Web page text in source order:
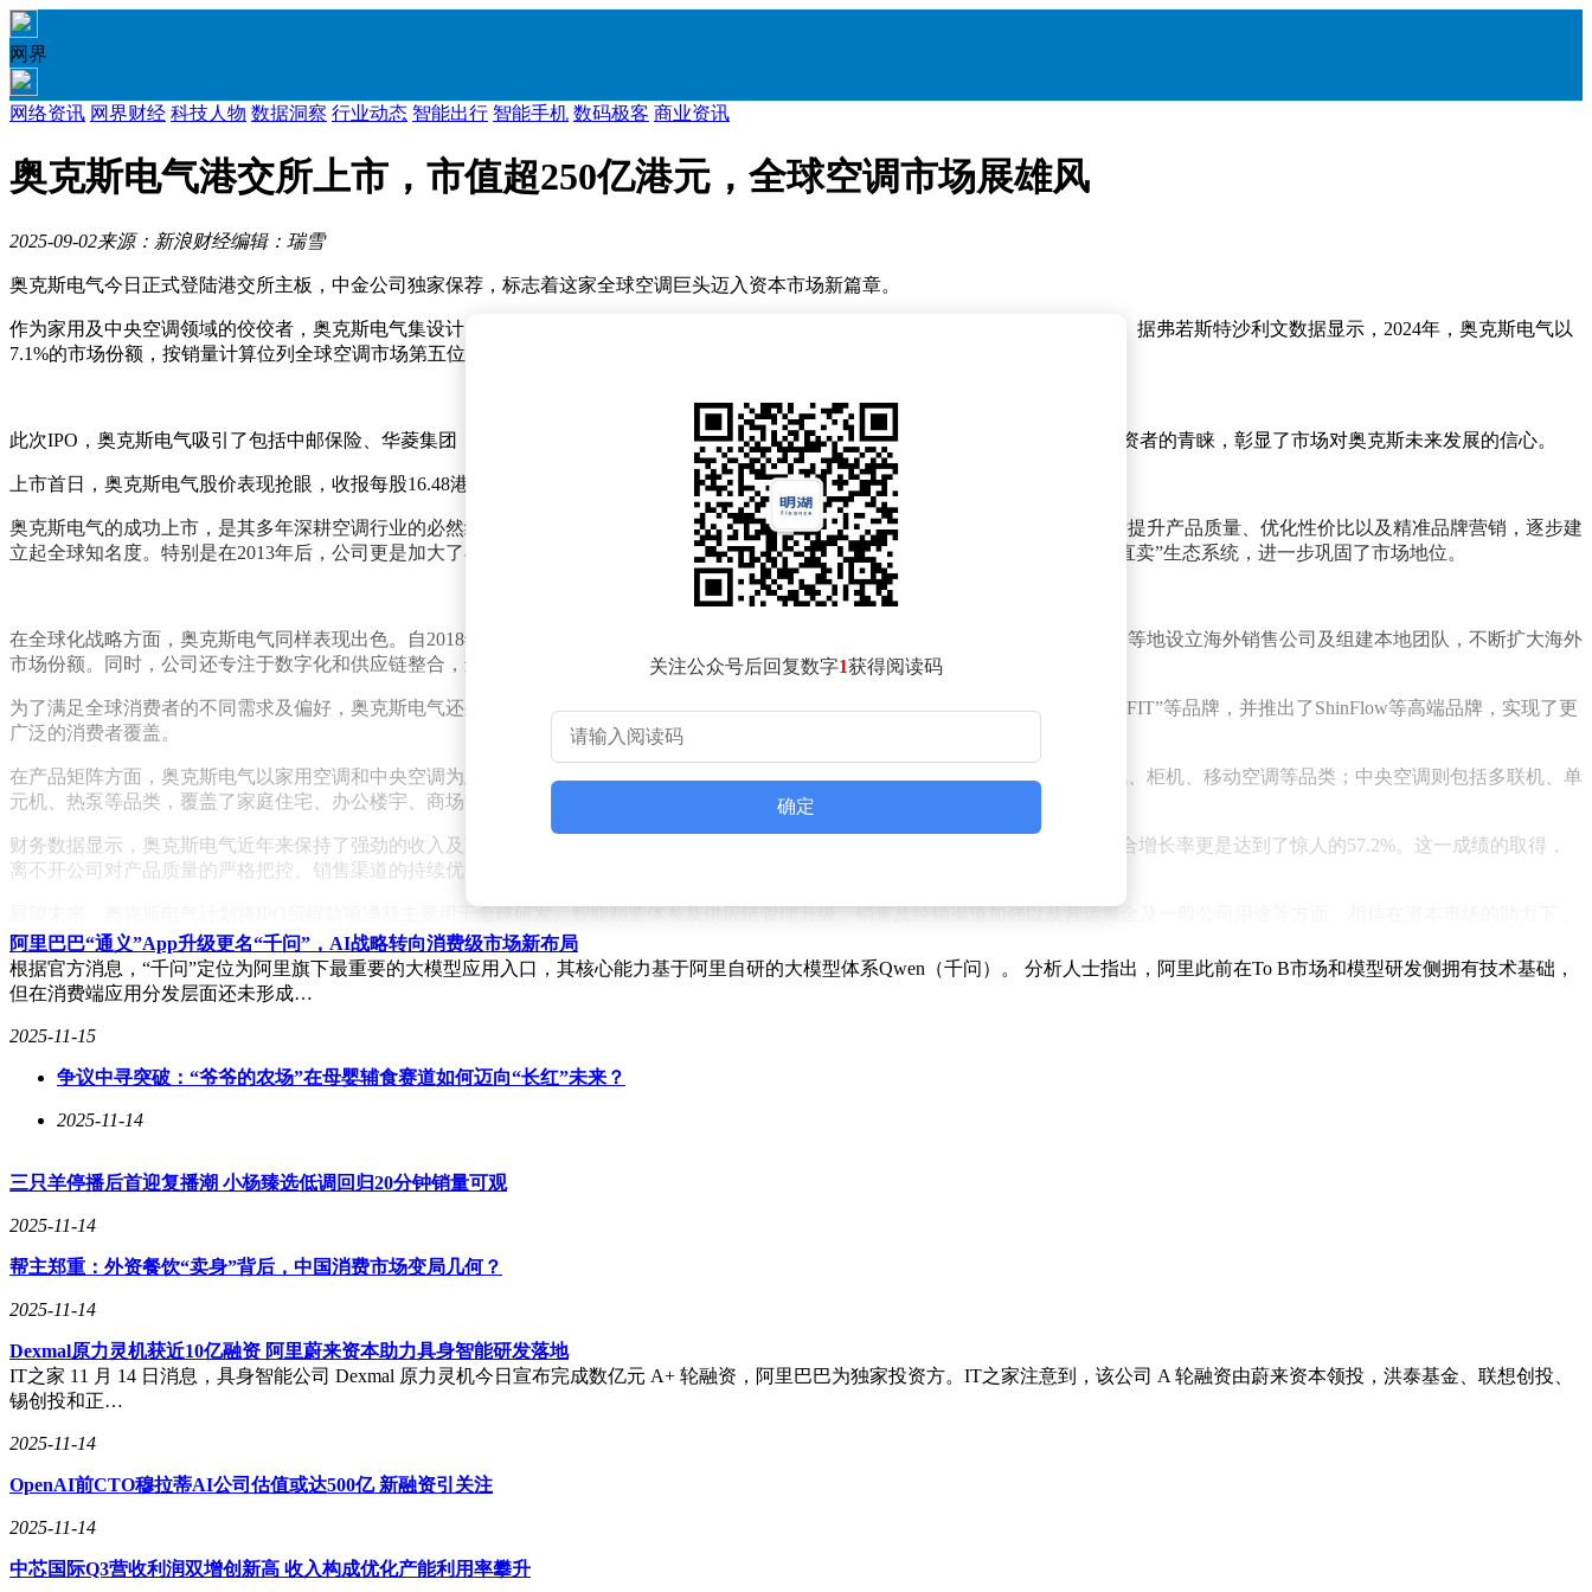
网界
网络资讯 网界财经 科技人物 数据洞察 行业动态 智能出行 智能手机 数码极客 商业资讯
奥克斯电气港交所上市，市值超250亿港元，全球空调市场展雄风
2025-09-02来源：新浪财经编辑：瑞雪
奥克斯电气今日正式登陆港交所主板，中金公司独家保荐，标志着这家全球空调巨头迈入资本市场新篇章。
作为家用及中央空调领域的佼佼者，奥克斯电气集设计、研发、生产、销售及服务于一体，其业务足迹已遍布全球150多个国家和地区。据弗若斯特沙利文数据显示，2024年，奥克斯电气以
7.1%的市场份额，按销量计算位列全球空调市场第五位，展现出强劲的市场竞争力和品牌影响力。
此次IPO，奥克斯电气吸引了包括中邮保险、华菱集团（香港）国际贸易有限公司、西藏源乐晟资产管理有限公司等在内的多家基石投资者的青睐，彰显了市场对奥克斯未来发展的信心。
上市首日，奥克斯电气股价表现抢眼，收报每股16.48港元，市值高达256.62亿港元，为公司未来发展注入了强劲动力。
奥克斯电气的成功上市，是其多年深耕空调行业的必然结果。自1994年创立以来，奥克斯便迅速在国内空调市场崭露头角，并通过不断提升产品质量、优化性价比以及精准品牌营销，逐步建
立起全球知名度。特别是在2013年后，公司更是加大了在销售渠道、产能布局及产品质量等方面的转型升级力度，创新性地推出“小奥直卖”生态系统，进一步巩固了市场地位。
在全球化战略方面，奥克斯电气同样表现出色。自2018年以来，公司积极在海外建立生产基地和研发中心，并在马来西亚、泰国、美国等地设立海外销售公司及组建本地团队，不断扩大海外
市场份额。同时，公司还专注于数字化和供应链整合，进一步提升了竞争优势。
为了满足全球消费者的不同需求及偏好，奥克斯电气还采取了多品牌战略。除了主打品牌“奥克斯AUX”外，公司还孵化了“华蒜”和“AUFIT”等品牌，并推出了ShinFlow等高端品牌，实现了更
广泛的消费者覆盖。
在产品矩阵方面，奥克斯电气以家用空调和中央空调为主，围绕节能、舒适、健康、智能四大方向持续深耕。公司的家用空调包括挂机、柜机、移动空调等品类；中央空调则包括多联机、单
元机、热泵等品类，覆盖了家庭住宅、办公楼宇、商场等众多应用场景。
财务数据显示，奥克斯电气近年来保持了强劲的收入及净利润增长势头。2022年至2024年，公司收入复合增长率高达25.5%，净利润复合增长率更是达到了惊人的57.2%。这一成绩的取得，
离不开公司对产品质量的严格把控、销售渠道的持续优化以及研发创新的不断投入。
展望未来，奥克斯电气计划将IPO所得款项净额主要用于全球研发、智能制造体系及供应链管理升级、销售及经销渠道加强以及营运资金及一般公司用途等方面。相信在资本市场的助力下，
奥克斯电气将开启更加辉煌的发展篇章。
关注公众号后回复数字1获得阅读码
确定
阿里巴巴“通义”App升级更名“千问”，AI战略转向消费级市场新布局
根据官方消息，“千问”定位为阿里旗下最重要的大模型应用入口，其核心能力基于阿里自研的大模型体系Qwen（千问）。 分析人士指出，阿里此前在To B市场和模型研发侧拥有技术基础，
但在消费端应用分发层面还未形成…
2025-11-15
争议中寻突破：“爷爷的农场”在母婴辅食赛道如何迈向“长红”未来？
2025-11-14
三只羊停播后首迎复播潮 小杨臻选低调回归20分钟销量可观
2025-11-14
帮主郑重：外资餐饮“卖身”背后，中国消费市场变局几何？
2025-11-14
Dexmal原力灵机获近10亿融资 阿里蔚来资本助力具身智能研发落地
IT之家 11 月 14 日消息，具身智能公司 Dexmal 原力灵机今日宣布完成数亿元 A+ 轮融资，阿里巴巴为独家投资方。IT之家注意到，该公司 A 轮融资由蔚来资本领投，洪泰基金、联想创投、
锡创投和正…
2025-11-14
OpenAI前CTO穆拉蒂AI公司估值或达500亿 新融资引关注
2025-11-14
中芯国际Q3营收利润双增创新高 收入构成优化产能利用率攀升